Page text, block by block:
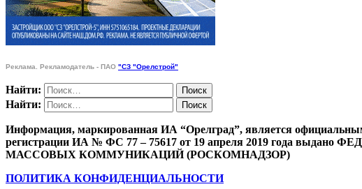
Реклама. Рекламодатель - ПАО "СЗ "Орелстрой"
Найти:
Найти:
Информация, маркированная ИА “Орелград”, является
регистрации ИА № ФС 77 – 75617 от 19 апреля 2019 года
МАССОВЫХ КОММУНИКАЦИЙ (РОСКОМНАДЗОР)
ПОЛИТИКА КОНФИДЕНЦИАЛЬНОСТИ